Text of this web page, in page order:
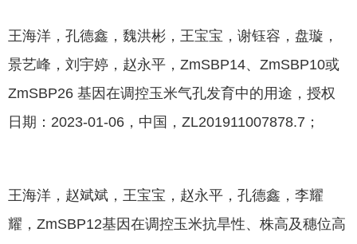
王海洋，孔德鑫，魏洪彬，王宝宝，谢钰容，盘璇，
景艺峰，刘宇婷，赵永平，ZmSBP14、ZmSBP10或
ZmSBP26 基因在调控玉米气孔发育中的用途， 授权
日期：2023-01-06 ，中国，ZL201911007878.7；
王海洋，赵斌斌，王宝宝，赵永平，孔德鑫，李耀
耀，ZmSBP12基因在调控玉米抗旱性、株高及穗位高